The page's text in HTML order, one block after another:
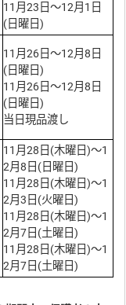
11月23日～12月1日
(日曜日)
11月26日～12月8日
(日曜日)
11月26日～12月8日
(日曜日)
当日現品渡し
11月28日(木曜日)～1
2月8日(日曜日)
11月28日(木曜日)～1
2月3日(火曜日)
11月28日(木曜日)～1
2月7日(土曜日)
11月28日(木曜日)～1
2月7日(土曜日)